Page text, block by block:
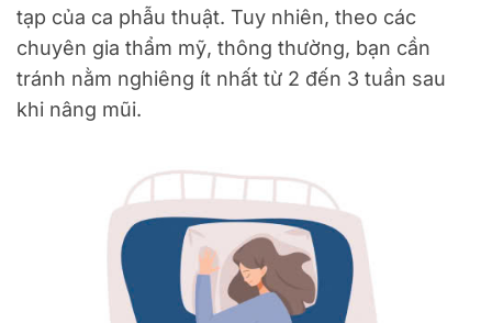
tạp của ca phẫu thuật. Tuy nhiên, theo các
chuyên gia thẩm mỹ, thông thường, bạn cần
tránh nằm nghiêng ít nhất từ 2 đến 3 tuần sau
khi nâng mũi.